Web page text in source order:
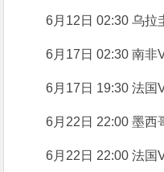
6月12日 02:30 乌拉
6月17日 02:30 南非
6月17日 19:30 法国
6月22日 22:00 墨西
6月22日 22:00 法国